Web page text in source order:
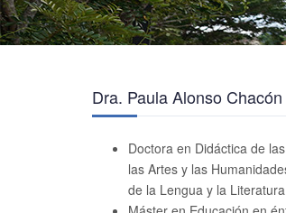
Dra. Paula Alonso Chacón
Doctora en Didáctica de
las Artes y las
de la Lengua y la